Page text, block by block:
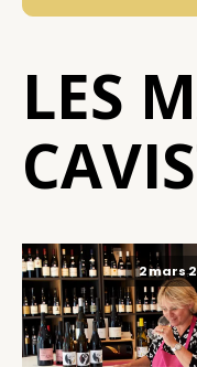
LES
2 mars